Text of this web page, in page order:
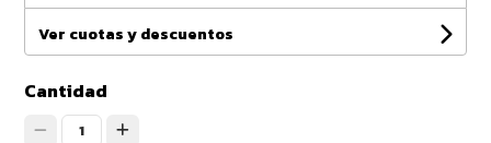
Ver cuotas y descuentos
Cantidad
1